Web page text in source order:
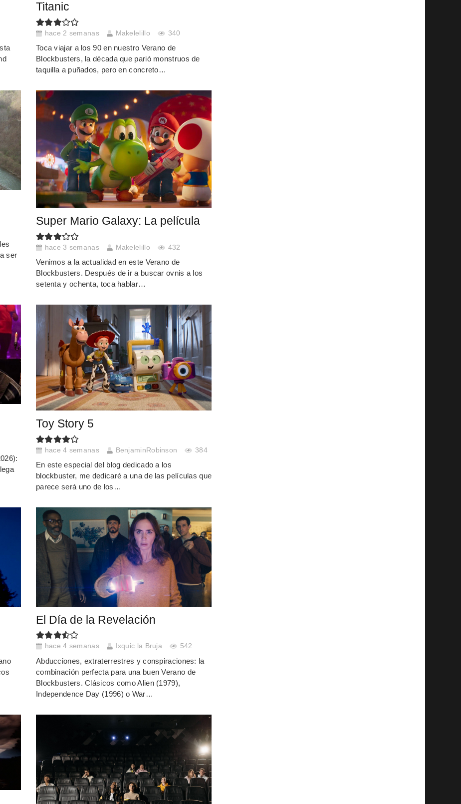
Titanic
hace 2 semanas Makelelillo 340
Toca viajar a los 90 en nuestro Verano de
Blockbusters, la década que parió monstruos de
taquilla a puñados, pero en concreto…
ser
Super Mario Galaxy: La película
hace 3 semanas Makelelillo 432
Venimos a la actualidad en este Verano de
Blockbusters. Después de ir a buscar ovnis a los
setenta y ochenta, toca hablar…
Toy Story 5
hace 4 semanas BenjaminRobinson 384
En este especial del blog dedicado a los
blockbuster, me dedicaré a una de las películas que
parece será uno de los…
El Día de la Revelación
hace 4 semanas Ixquic la Bruja 542
Abducciones, extraterrestres y conspiraciones: la
combinación perfecta para una buen Verano de
Blockbusters. Clásicos como Alien (1979),
Independence Day (1996) o War…